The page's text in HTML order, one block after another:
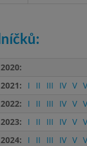
2020:
2021:
I II III IV V
2022:
I II III IV V
2023:
I II III IV V
2024:
I II III IV V